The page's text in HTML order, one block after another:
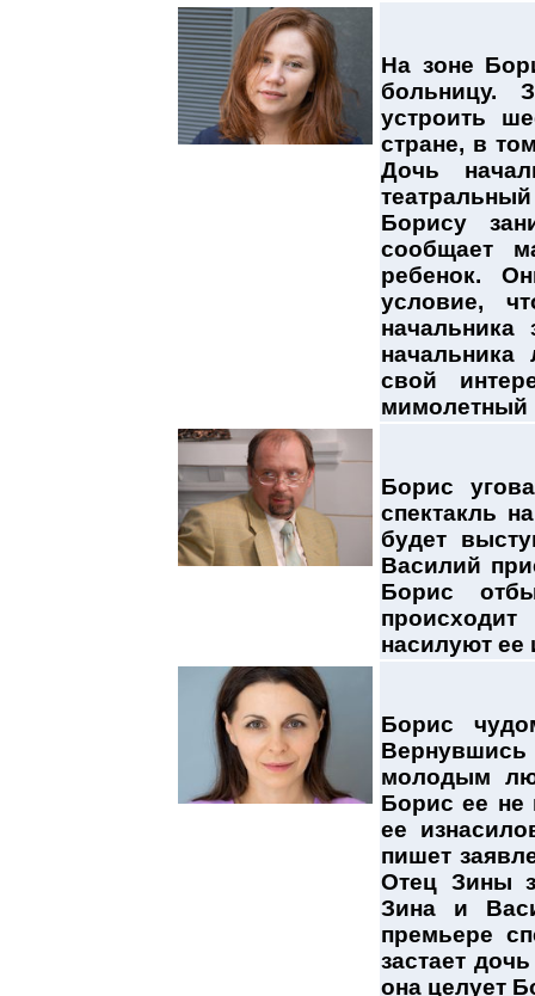
На зоне
больницу.
устроить
стране, в
Дочь
Борису
сообщает
ребенок.
условие,
начальника
свой
мимолетный
Борис
спектакль
будет
Василий
Борис
насилуют ее
Борис
молодым
Борис ее не
ее
пишет
Отец Зины
Зина и
премьере
застает
она целует